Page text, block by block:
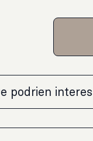
podrien